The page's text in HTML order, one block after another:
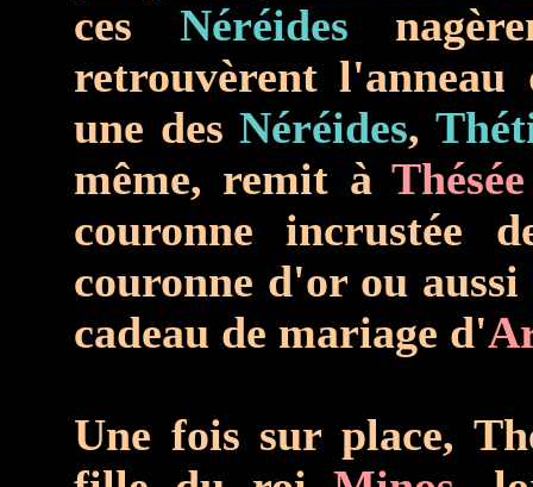
ces Néréides
retrouvèrent
une desNéréides,
même, remit à Thésée
couronne incrustée
couronne d'or ou
cadeau de mariage d'
Une fois sur place,